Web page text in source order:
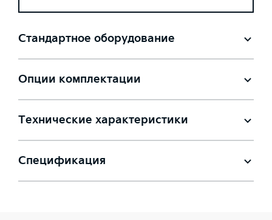
Стандартное оборудование
Опции комплектации
Технические характеристики
Спецификация